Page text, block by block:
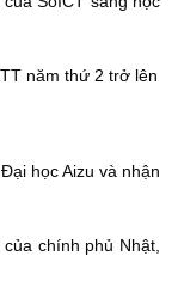
năm thứ 2 trở lên
học Aizu và nhận
chính phủ Nhật,